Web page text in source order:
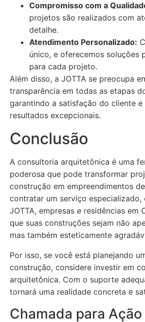
Compromisso com a
projetos são realizados com
detalhe.
Atendimento Personalizado:
único, e oferecemos soluções
para cada projeto.
Além disso, a JOTTA se preocupa
transparência em todas as etapas
garantindo a satisfação do cliente e
resultados excepcionais.
Conclusão
A consultoria arquitetônica é uma
poderosa que pode transformar
construção em empreendimentos
contratar um serviço especializado,
JOTTA, empresas e residências em
que suas construções sejam não
mas também esteticamente
Por isso, se você está planejando
construção, considere investir em
arquitetônica. Com o suporte
tornará uma realidade concreta e
Chamada para Ação